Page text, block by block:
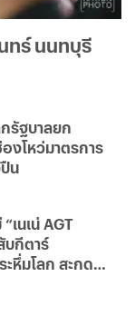
ทร์ นนทบุรี
รัฐบาลยก
งโหว่มาตรการ
น
เนเน่ AGT
บกีตาร์
หึ่มโลก สะกด